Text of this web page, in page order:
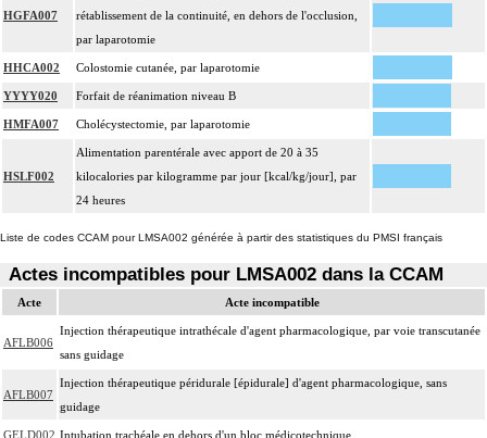
HGFA007
rétablissement de la continuité, en dehors de l'occlusion,
par laparotomie
HHCA002 Colostomie cutanée, par laparotomie
YYYY020 Forfait de réanimation niveau B
HMFA007 Cholécystectomie, par laparotomie
HSLF002
Alimentation parentérale avec apport de 20 à 35
kilocalories par kilogramme par jour [kcal/kg/jour], par
24 heures
Liste de codes CCAM pour LMSA002 générée à partir des statistiques du PMSI français
Actes incompatibles pour LMSA002 dans la CCAM
Acte Acte incompatible
AFLB006
Injection thérapeutique intrathécale d'agent pharmacologique, par voie transcutanée
sans guidage
AFLB007
Injection thérapeutique péridurale [épidurale] d'agent pharmacologique, sans
guidage
GELD002 Intubation trachéale en dehors d'un bloc médicotechnique